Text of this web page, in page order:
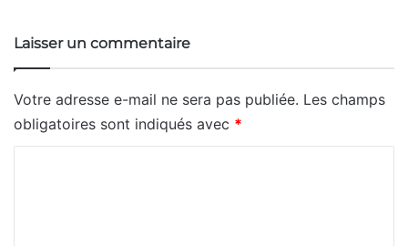
Laisser un commentaire
Votre adresse e-mail ne sera pas publiée. Les champs
obligatoires sont indiqués avec *